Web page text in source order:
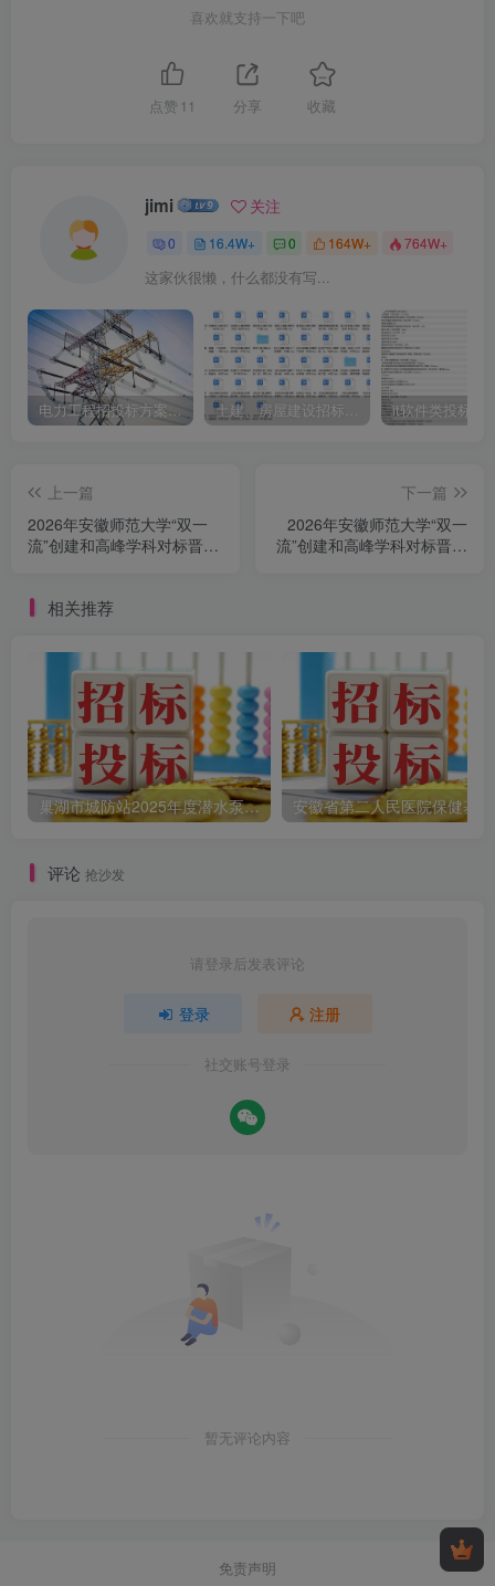
喜欢就支持一下吧
点赞 11 分享 收藏
jimi 关注
0 16.4W+ 0 164W+ 764W+
这家伙很懒，什么都没有写...
电力工程招投标方案模板 土建、房屋建设招标文件标书模板 it软件类投标书
上一篇
2026年安徽师范大学“双一
流”创建和高峰学科对标晋级
下一篇
2026年安徽师范大学“双一
流”创建和高峰学科对标晋级
相关推荐
巢湖市城防站2025年度潜水泵返厂维护竞争性磋商公告[2025]
评论 抢沙发
请登录后发表评论
登录 注册
社交账号登录
暂无评论内容
免责声明